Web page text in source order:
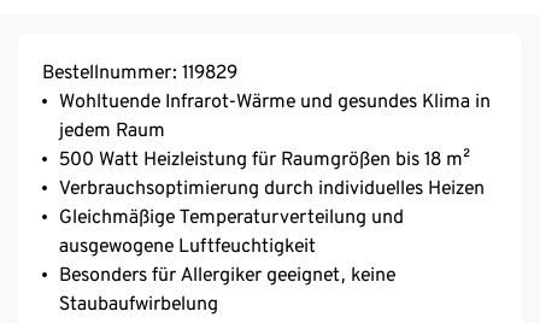
Bestellnummer: 119829
Wohltuende Infrarot-Wärme und gesundes Klima in
jedem Raum
500 Watt Heizleistung für Raumgrößen bis 18 m²
Verbrauchsoptimierung durch individuelles Heizen
Gleichmäßige Temperaturverteilung und
ausgewogene Luftfeuchtigkeit
Besonders für Allergiker geeignet, keine
Staubaufwirbelung